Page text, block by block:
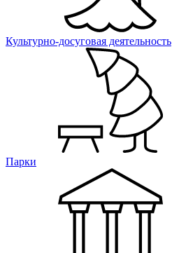
Культурно-досуговая деятельность
Парки